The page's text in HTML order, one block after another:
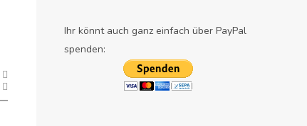
Ihr könnt auch ganz einfach über PayPal
spenden: